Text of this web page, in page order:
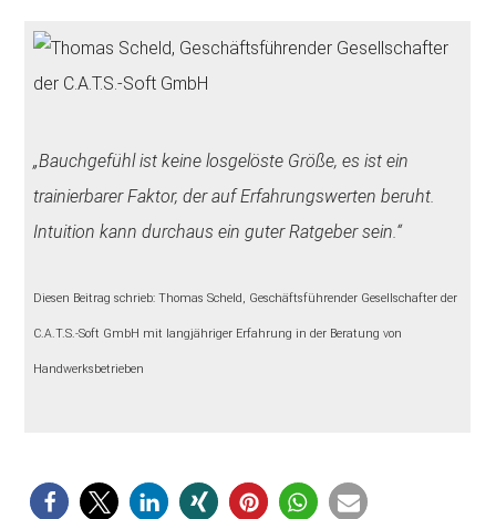
„Bauchgefühl ist keine losgelöste Größe, es ist ein
trainierbarer Faktor, der auf Erfahrungswerten beruht.
Intuition kann durchaus ein guter Ratgeber sein.“
Diesen Beitrag schrieb: Thomas Scheld, Geschäftsführender Gesellschafter der
C.A.T.S.-Soft GmbH mit langjähriger Erfahrung in der Beratung von
Handwerksbetrieben